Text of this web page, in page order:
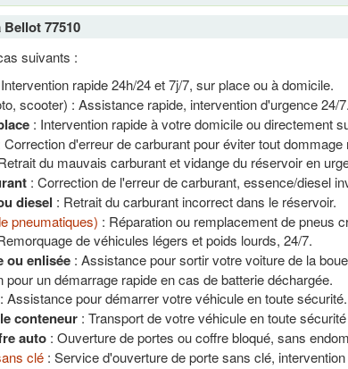
77510
suivants :
rapide 24h/24 et 7j/7, sur place ou à domicile.
scooter) : Assistance rapide, intervention d'urgence 24/7.
: Intervention rapide à votre domicile ou directement
Correction d'erreur de carburant pour éviter tout dommage
du mauvais carburant et vidange du réservoir en
: Correction de l'erreur de carburant, essence/diesel
diesel : Retrait du carburant incorrect dans le réservoir.
pneumatiques) : Réparation ou remplacement de pneus
de véhicules légers et poids lourds, 24/7.
ou enlisée : Assistance pour sortir votre voiture de la
pour un démarrage rapide en cas de batterie déchargée.
: Assistance pour démarrer votre véhicule en toute sécurité.
conteneur : Transport de votre véhicule en toute
auto : Ouverture de portes ou coffre bloqué, sans
clé : Service d'ouverture de porte sans clé, intervention